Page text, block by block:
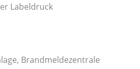
Labeldruck
Brandmeldezentrale